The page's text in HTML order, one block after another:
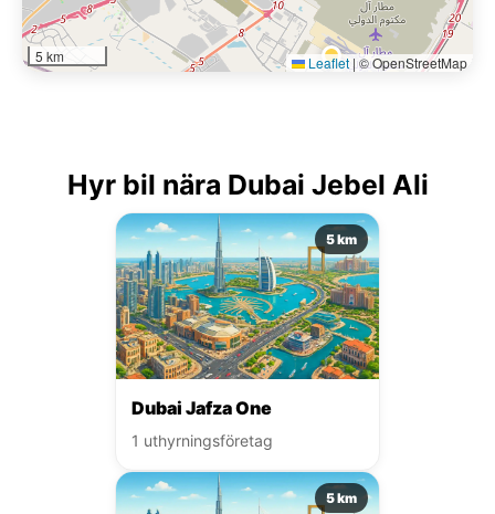
5 km Leaflet|© OpenStreetMap
Hyr bil nära Dubai Jebel Ali
5 km
Dubai Jafza One
1 uthyrningsföretag
5 km